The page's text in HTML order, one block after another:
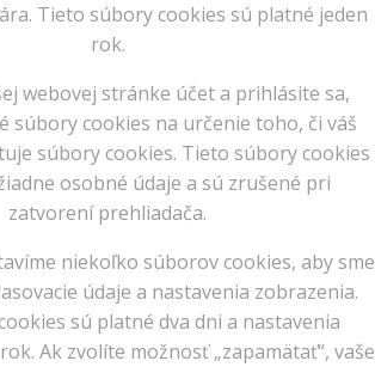
Tieto súbory cookies sú platné jeden
rok.
webovej stránke účet a prihlásite sa,
súbory cookies na určenie toho, či váš
súbory cookies. Tieto súbory cookies
osobné údaje a sú zrušené pri
zatvorení prehliadača.
niekoľko súborov cookies, aby sme
údaje a nastavenia zobrazenia.
sú platné dva dni a nastavenia
Ak zvolíte možnosť „zapamätať“, vaše